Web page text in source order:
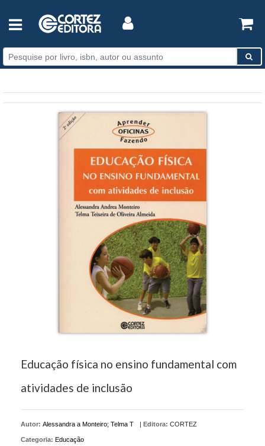
Educação física no ensino fundamental com
atividades de inclusão
Autor: Alessandra a Monteiro; Telma T | Editora: CORTEZ
Categoria: Educação